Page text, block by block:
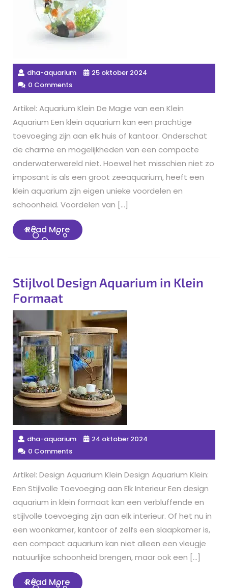
dha-aquarium
25 oktober 2024
0 Comments
Artikel: Aquarium Klein De Magie van een Klein
Aquarium Een klein aquarium kan een prachtige
toevoeging zijn aan elk huis of kantoor. Onderschat
de charme en mogelijkheden van een compacte
onderwaterwereld niet. Hoewel het misschien niet zo
imposant is als een groot zeeaquarium, heeft een
klein aquarium zijn eigen unieke voordelen en
schoonheid. Voordelen van […]
Read MoreRead
More
Stijlvol Design Aquarium in Klein
Formaat
dha-aquarium
24 oktober 2024
0 Comments
Artikel: Design Aquarium Klein Design Aquarium Klein:
Een Stijlvolle Toevoeging aan Elk Interieur Een design
aquarium in klein formaat kan een verbluffende en
stijlvolle toevoeging zijn aan elk interieur. Of het nu in
een woonkamer, kantoor of zelfs een slaapkamer is,
een compact aquarium kan niet alleen een vleugje
natuurlijke schoonheid brengen, maar ook een […]
Read MoreRead